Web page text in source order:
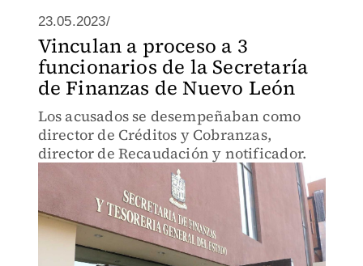
23.05.2023/
Vinculan a proceso a 3
funcionarios de la Secretaría
de Finanzas de Nuevo León
Los acusados se desempeñaban como
director de Créditos y Cobranzas,
director de Recaudación y notificador.